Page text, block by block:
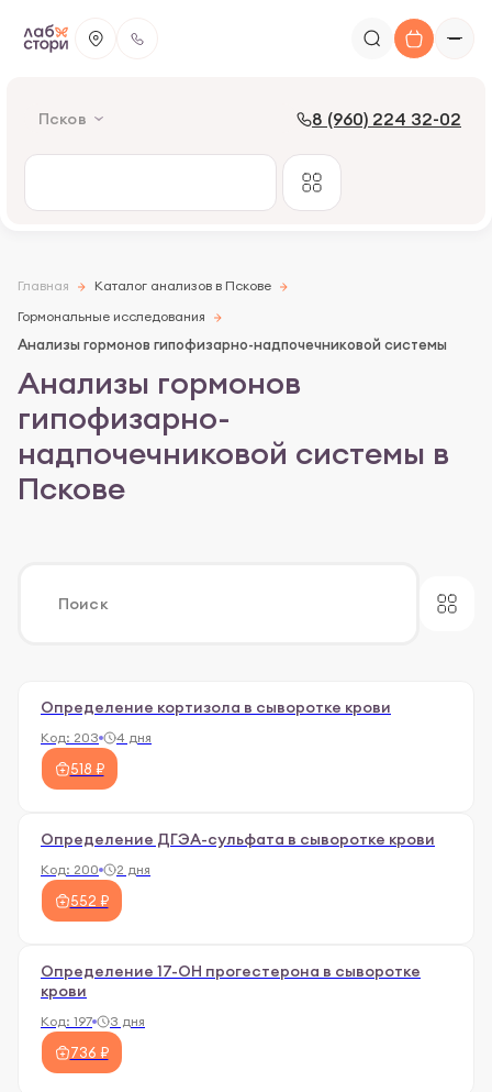
Псков 8 (960) 224 32-02
Главная
Каталог анализов в Пскове
Гормональные исследования
Анализы гормонов гипофизарно-надпочечниковой системы
Анализы гормонов
гипофизарно-
надпочечниковой системы в
Пскове
Определение кортизола в сыворотке крови
Код: 203 4 дня
518 ₽
Определение ДГЭА-сульфата в сыворотке крови
Код: 200 2 дня
552 ₽
Определение 17-ОН прогестерона в сыворотке
крови
Код: 197 3 дня
736 ₽